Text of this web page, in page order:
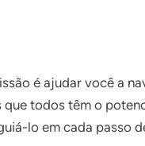
é ajudar você a
todos têm o
lo em cada passo